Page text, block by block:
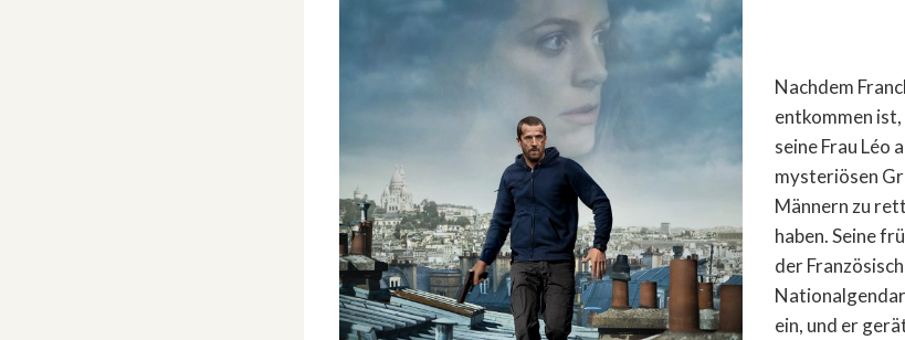
Nachdem
entkommen
seine Frau Léo
mysteriösen
Männern zu
haben. Seine
der
ein, und er